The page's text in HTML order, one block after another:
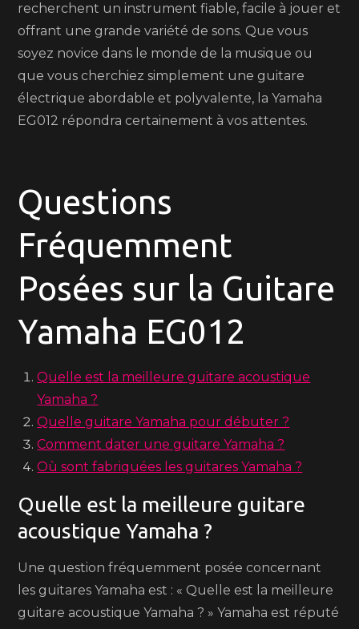
recherchent un instrument fiable, facile à jouer et
offrant une grande variété de sons. Que vous
soyez novice dans le monde de la musique ou
que vous cherchiez simplement une guitare
électrique abordable et polyvalente, la Yamaha
EG012 répondra certainement à vos attentes.
Questions
Fréquemment
Posées sur la Guitare
Yamaha EG012
Quelle est la meilleure guitare acoustique
Yamaha ?
Quelle guitare Yamaha pour débuter ?
Comment dater une guitare Yamaha ?
Où sont fabriquées les guitares Yamaha ?
Quelle est la meilleure guitare
acoustique Yamaha ?
Une question fréquemment posée concernant
les guitares Yamaha est : « Quelle est la meilleure
guitare acoustique Yamaha ? » Yamaha est réputé